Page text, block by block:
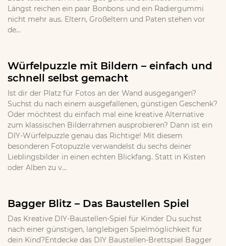
Längst reichen ein paar Bonbons und ein Radiergummi
nicht mehr aus. Eltern, Großeltern und Paten stehen vor
de...
Würfelpuzzle mit Bildern – einfach und
schnell selbst gemacht
Ist dir der Platz für Fotos an der Wand ausgegangen?
Suchst du nach einem ausgefallenen, günstigen Geschenk?
Oder möchtest du einfach mal eine kreative Alternative
zum klassischen Bilderrahmen ausprobieren? Dann ist ein
DIY-Würfelpuzzle genau das Richtige! Mit diesem
besonderen Fotopuzzle verwandelst du sechs deiner
Lieblingsbilder in einen echten Blickfang. Statt in Kisten
oder Alben zu v...
Bagger Blitz – Das Baustellen Spiel
Das Kreative DIY-Baustellen-Spiel für Kinder Du suchst
nach einer günstigen, langlebigen Spielmöglichkeit für
dein Kind?Entdecke das DIY Baustellen-Brettspiel Bagger